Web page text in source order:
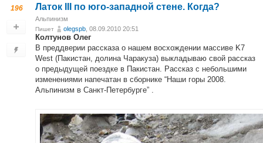
196 Латок III по юго-западной стене. Когда?
Альпинизм
Пишет olegspb , 08.09.2010 20:51
Колтунов Олег
В преддверии рассказа о нашем восхождении массиве K7
West (Пакистан, долина Чаракуза) выкладываю свой рассказ
о предыдущей поездке в Пакистан. Рассказ с небольшими
изменениями напечатан в сборнике “Наши горы 2008.
Альпинизм в Cанкт-Петербурге” .